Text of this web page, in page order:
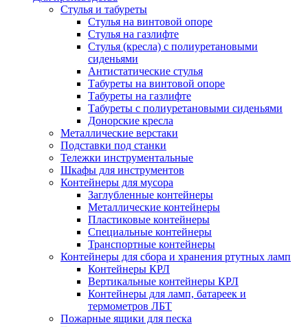
Стулья и табуреты
Стулья на винтовой опоре
Стулья на газлифте
Стулья (кресла) с полиуретановыми
сиденьями
Антистатические стулья
Табуреты на винтовой опоре
Табуреты на газлифте
Табуреты с полиуретановыми сиденьями
Донорские кресла
Металлические верстаки
Подставки под станки
Тележки инструментальные
Шкафы для инструментов
Контейнеры для мусора
Заглубленные контейнеры
Металлические контейнеры
Пластиковые контейнеры
Специальные контейнеры
Транспортные контейнеры
Контейнеры для сбора и хранения ртутных ламп
Контейнеры КРЛ
Вертикальные контейнеры КРЛ
Контейнеры для ламп, батареек и
термометров ЛБТ
Пожарные ящики для песка